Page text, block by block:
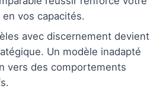
vos capacités.
avec discernement devient
Un modèle inadapté
vers des comportements